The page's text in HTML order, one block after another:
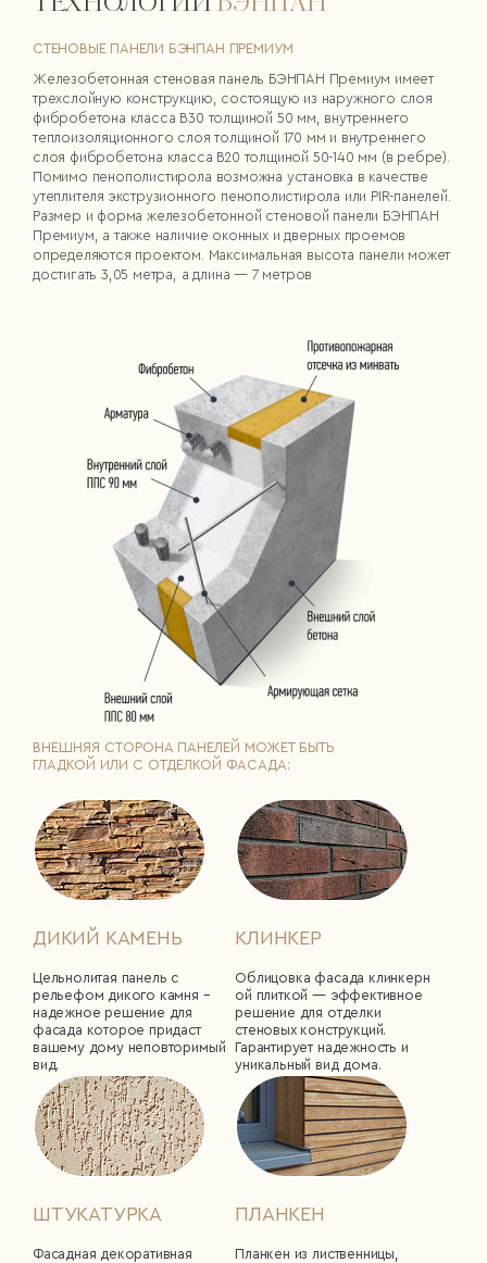
СТЕНОВЫЕ ПАНЕЛИ БЭНПАН ПРЕМИУМ
Железобетонная стеновая панель БЭНПАН Премиум имеет
трехслойную конструкцию, состоящую из наружного слоя
фибробетона класса В30 толщиной 50 мм, внутреннего
теплоизоляционного слоя толщиной 170 мм и внутреннего
слоя фибробетона класса В20 толщиной 50-140 мм (в ребре).
Помимо пенополистирола возможна установка в качестве
утеплителя экструзионного пенополистирола или PIR-панелей.
Размер и форма железобетонной стеновой панели БЭНПАН
Премиум, а также наличие оконных и дверных проемов
определяются проектом. Максимальная высота панели может
достигать 3,05 метра, а длина — 7 метров
ВНЕШНЯЯ СТОРОНА ПАНЕЛЕЙ МОЖЕТ БЫТЬ
ГЛАДКОЙ ИЛИ С ОТДЕЛКОЙ ФАСАДА:
ДИКИЙ КАМЕНЬ
Цельнолитая панель с
рельефом дикого камня –
надежное решение для
фасада которое придаст
вашему дому неповторимый
вид.
КЛИНКЕР
Облицовка фасада клинкерн
ой плиткой ― эффективное
решение для отделки
стеновых конструкций.
Гарантирует надежность и
уникальный вид дома.
ШТУКАТУРКА
Фасадная декоративная
ПЛАНКЕН
Планкен из лиственницы,